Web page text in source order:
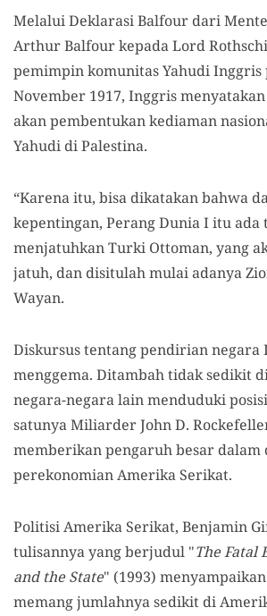
Melalui Deklarasi Balfour dari
Arthur Balfour kepada Lord
pemimpin komunitas Yahudi Inggris
November 1917, Inggris
akan pembentukan kediaman
Yahudi di Palestina.
“Karena itu, bisa dikatakan bahwa
kepentingan, Perang Dunia I itu
menjatuhkan Turki Ottoman, yang
jatuh, dan disitulah mulai adanya
Wayan.
Diskursus tentang pendirian negara
menggema. Ditambah tidak sedikit
negara-negara lain menduduki
satunya Miliarder John D.
memberikan pengaruh besar dalam
perekonomian Amerika Serikat.
Politisi Amerika Serikat, Benjamin
tulisannya yang berjudul "The Fatal
and the State" (1993)
memang jumlahnya sedikit di